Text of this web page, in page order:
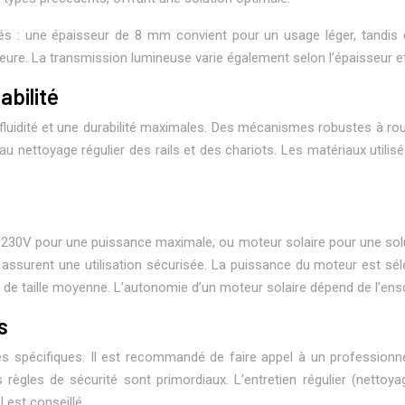
: une épaisseur de 8 mm convient pour un usage léger,
La transmission lumineuse varie également selon l’épaisseur
et une durabilité maximales. Des mécanismes robustes à
nettoyage régulier des rails et des chariots. Les matériaux
pour une puissance maximale, ou moteur solaire pour une
une utilisation sécurisée. La puissance du moteur est
taille moyenne. L’autonomie d’un moteur solaire dépend de
spécifiques. Il est recommandé de faire appel à un
de sécurité sont primordiaux. L’entretien régulier